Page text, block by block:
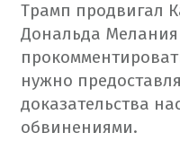
Трамп продвигал
Дональда
нужно
доказательства
обвинениями.